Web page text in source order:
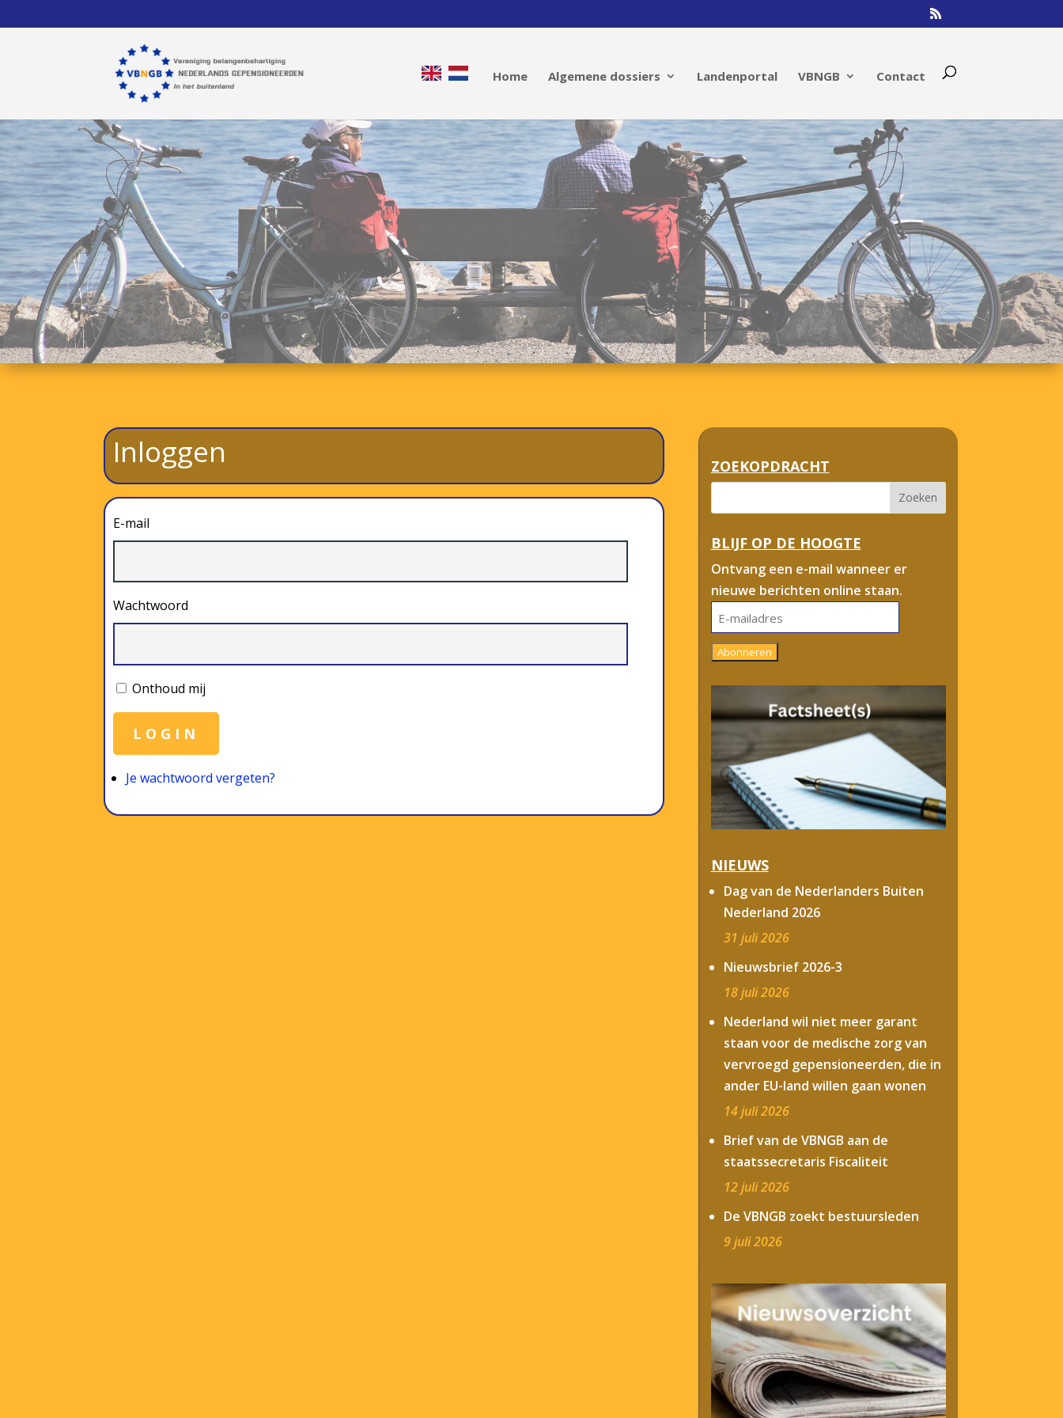
Home Algemene dossiers Landenportal VBNGB Contact
Inloggen
E-mail
Wachtwoord
Onthoud mij
LOGIN
Je wachtwoord vergeten?
ZOEKOPDRACHT
BLIJF OP DE HOOGTE
Ontvang een e-mail wanneer er
nieuwe berichten online staan.
E-
mailadres
Abonneren
NIEUWS
Dag van de Nederlanders Buiten
Nederland 2026
31 juli 2026
Nieuwsbrief 2026-3
18 juli 2026
Nederland wil niet meer garant
staan voor de medische zorg van
vervroegd gepensioneerden, die in
ander EU-land willen gaan wonen
14 juli 2026
Brief van de VBNGB aan de
staatssecretaris Fiscaliteit
12 juli 2026
De VBNGB zoekt bestuursleden
9 juli 2026